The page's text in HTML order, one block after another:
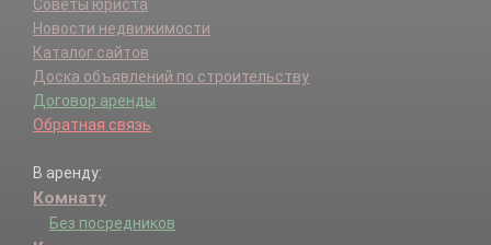
Кизлярский р-н.
Кулинский р-н.
Кумторкалинский р-н.
Курахский р-н.
Лакский р-н.
Левашинский р-н.
Махачкала г.
Новолакский р-н.
Ногайский р-н.
Советы юриста
Новости недвижимости
Каталог сайтов
Доска объявлений по строительству
Договор аренды
Обратная связь
В аренду:
Комнату
Без посредников